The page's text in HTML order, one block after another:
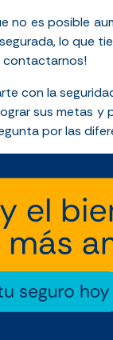
es posible
lo que
contactarnos!
con la
sus metas y
por las